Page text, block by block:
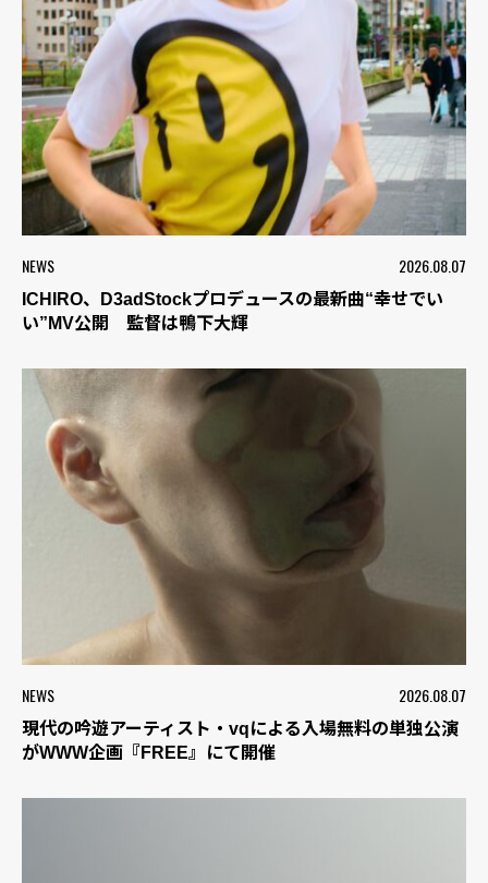
NEWS 2026.08.07
ICHIRO、D3adStockプロデュースの最新曲“幸せでい
い”MV公開 監督は鴨下大輝
NEWS 2026.08.07
現代の吟遊アーティスト・vqによる入場無料の単独公演
がWWW企画『FREE』にて開催